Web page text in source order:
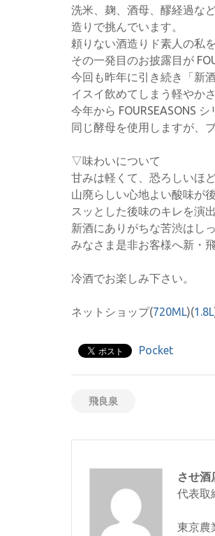
洗米、麹、酒母、醪経過な
造りで挑んでいます。
頼りない酒造りド素人の私
その一発目のお披露目が
今回も昨年に引き続き「新
イスイ飲めてしまう軽やか
今年から FOURSEASONS
同じ酵母を使用しますが、
▽味わいについて
甘みは軽くて、恐ろしいほ
山廃らしい心地よい酸味が
スッとした後味のキレを演
新酒にありがちな苦渋はし
みなさま是非お客様へ新・
冷酒でお楽しみ下さい。
ネットショップ(720ML)(1.8L
Pocket
飛良泉
させ酒
代表取
東京農